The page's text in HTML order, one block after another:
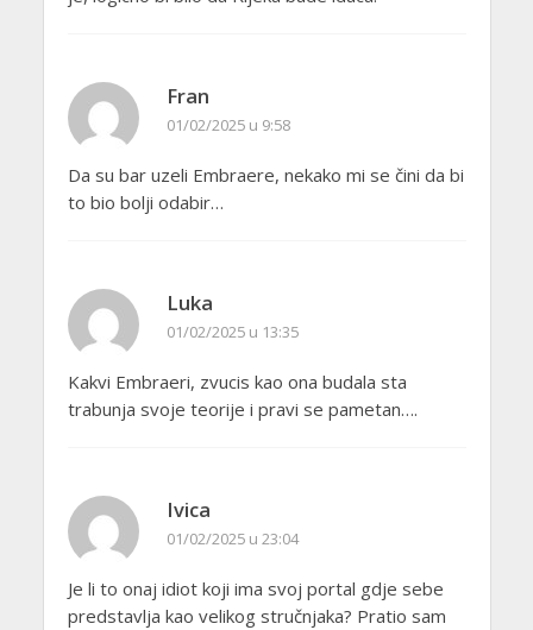
Fran
01/02/2025 u 9:58
Da su bar uzeli Embraere, nekako mi se čini da bi
to bio bolji odabir…
Luka
01/02/2025 u 13:35
Kakvi Embraeri, zvucis kao ona budala sta
trabunja svoje teorije i pravi se pametan….
Ivica
01/02/2025 u 23:04
Je li to onaj idiot koji ima svoj portal gdje sebe
predstavlja kao velikog stručnjaka? Pratio sam